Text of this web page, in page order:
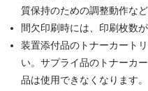
輪転機用インク・マスター
リソー RISO
質保持のための調整動作な
間欠印刷時には、印刷枚数が
装置添付品のトナーカート
い。サプライ品のトナーカ
品は使用できなくなります